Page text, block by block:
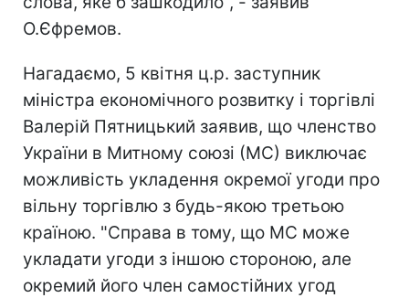
О.Єфремов.
Нагадаємо, 5 квітня ц.р. заступник
міністра економічного розвитку і торгівлі
Валерій Пятницький заявив, що членство
України в Митному союзі (МС) виключає
можливість укладення окремої угоди про
вільну торгівлю з будь-якою третьою
країною. "Справа в тому, що МС може
укладати угоди з іншою стороною, але
окремий його член самостійних угод